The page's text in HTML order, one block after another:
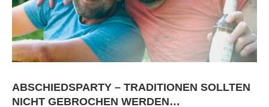
ABSCHIEDSPARTY – TRADITIONEN SOLLTEN
NICHT GEBROCHEN WERDEN…